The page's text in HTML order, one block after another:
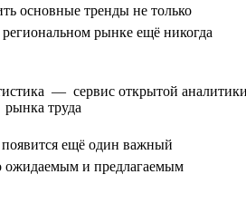
основные тренды не только
рынке ещё никогда
ещё один важный
ожидаемым и предлагаемым